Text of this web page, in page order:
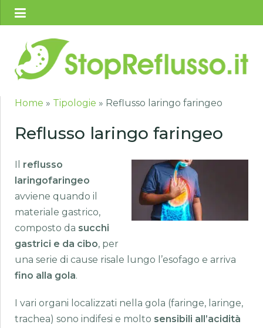
Home » Tipologie » Reflusso laringo faringeo
Reflusso laringo faringeo
Il reflusso
laringofaringeo
avviene quando il
materiale gastrico,
composto da succhi
gastrici e da cibo, per
una serie di cause risale lungo l’esofago e arriva
fino alla gola.
I vari organi localizzati nella gola (faringe, laringe,
trachea) sono indifesi e molto sensibili all’acidità